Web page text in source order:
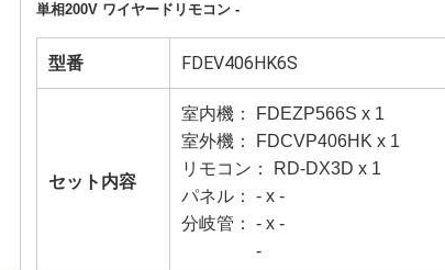
単相200V ワイヤードリモコン -
型番 FDEV406HK6S
セット内容
室内機： FDEZP566S x 1
室外機： FDCVP406HK x 1
リモコン： RD-DX3D x 1
パネル： - x -
分岐管： - x -
-